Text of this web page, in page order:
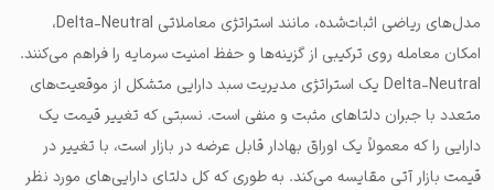
مدل‌های ریاضی اثبات‌شده، مانند استراتژی معاملاتی Delta-Neutral،
امکان معامله روی ترکیبی از گزینه‌ها و حفظ امنیت سرمایه را فراهم می‌کنند.
Delta-Neutral یک استراتژی مدیریت سبد دارایی متشکل از موقعیت‌های
متعدد با جبران دلتاهای مثبت و منفی است. نسبتی که تغییر قیمت یک
دارایی را که معمولاً یک اوراق بهادار قابل عرضه در بازار است، با تغییر در
قیمت بازار آتی مقایسه می‌کند. به طوری که کل دلتای دارایی‌های مورد نظر